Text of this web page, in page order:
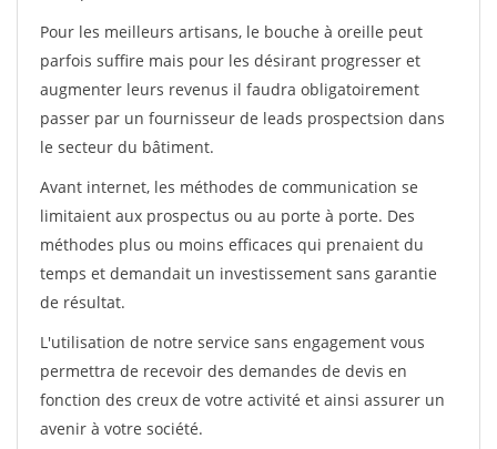
Pour les meilleurs artisans, le bouche à oreille peut
parfois suffire mais pour les désirant progresser et
augmenter leurs revenus il faudra obligatoirement
passer par un fournisseur de leads prospectsion dans
le secteur du bâtiment.
Avant internet, les méthodes de communication se
limitaient aux prospectus ou au porte à porte. Des
méthodes plus ou moins efficaces qui prenaient du
temps et demandait un investissement sans garantie
de résultat.
L'utilisation de notre service sans engagement vous
permettra de recevoir des demandes de devis en
fonction des creux de votre activité et ainsi assurer un
avenir à votre société.